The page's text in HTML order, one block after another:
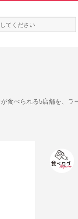
食べられる5店舗を、